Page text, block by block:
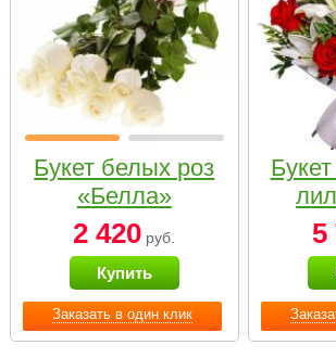
Заказать в один клик
Букет белых роз
«Белла»
2 420 руб.
Купить
5